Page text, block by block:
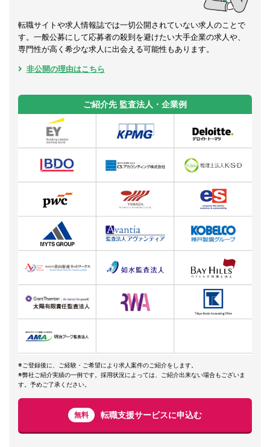
転職サイトや求人情報誌では一切公開されていない求人のことで
す。一般公募にして応募者の殺到を避けたい大手企業の求人や、
専門性が高く希少な求人に出会える可能性もあります。
非公開の理由はこちら
ご紹介先 監査法人・企業例
※ご登録後に、ご経験・ご希望により求人案件のご紹介をします。
※弊社ご紹介実績の一例です。採用状況によっては、ご紹介出来ない場合もございま
す。予めご了承ください。
無料 転職支援サービスに申込む